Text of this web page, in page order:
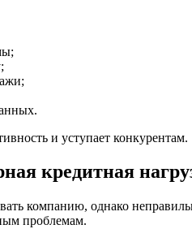
и уступает конкурентам.
кредитная
компанию, однако
проблемам.